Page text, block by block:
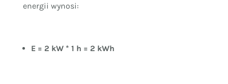
energii wynosi:
E = 2 kW * 1 h = 2 kWh